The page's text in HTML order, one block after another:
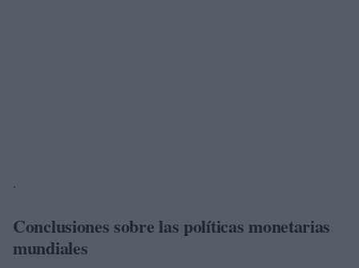
.
Conclusiones sobre las políticas monetarias
mundiales